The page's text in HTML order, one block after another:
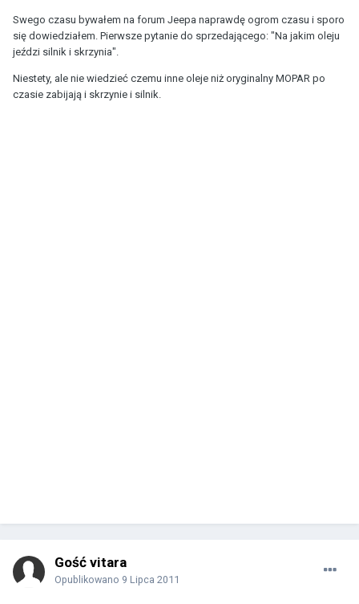
Swego czasu bywałem na forum Jeepa naprawdę ogrom czasu i sporo
się dowiedziałem. Pierwsze pytanie do sprzedającego: "Na jakim oleju
jeździ silnik i skrzynia".
Niestety, ale nie wiedzieć czemu inne oleje niż oryginalny MOPAR po
czasie zabijają i skrzynie i silnik.
Gość vitara
Opublikowano 9 Lipca 2011